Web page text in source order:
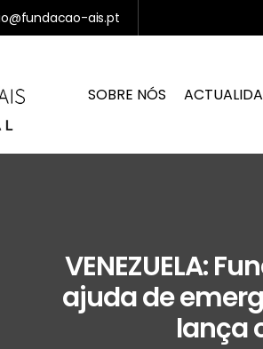
ais.pt
SOBRE NÓS
VENEZUELA:
ajuda de
lança